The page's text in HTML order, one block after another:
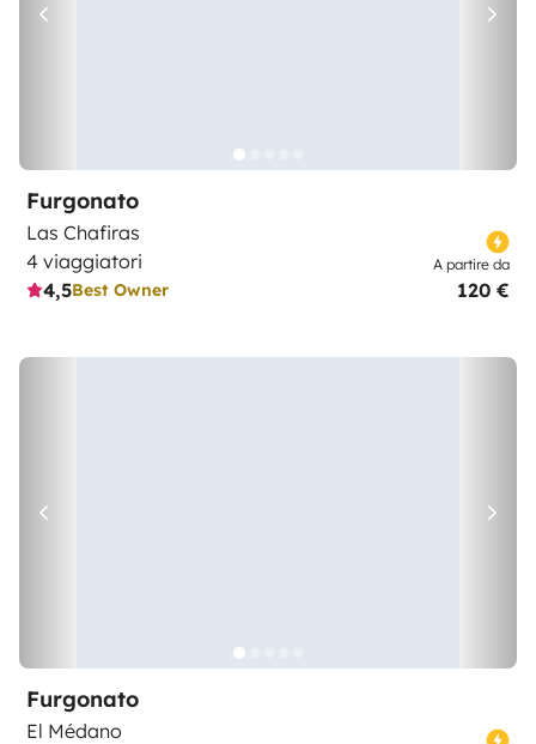
Furgonato
Las Chafiras
4 viaggiatori
4,5Best Owner
A partire da
120 €
Furgonato
El Médano